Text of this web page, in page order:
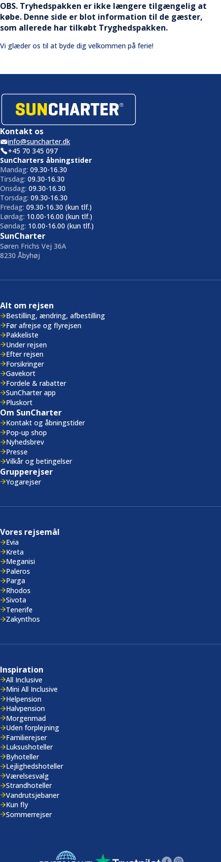
OBS. Tryhedspakken er ikke længere tilgængelig at
købe. Denne side er blot information til de gæster,
som allerede har tilkøbt Tryghedspakken.
Vi glæder os til at byde dig velkommen på ferie!
Kontakt os
info@suncharter.dk
+45 70 345 097
SunCharters åbningstider
Mandag: 09.30-16.30
Tirsdag: 09.30-16.30
Onsdag: 09.30-16.30
Torsdag: 09.30-16.30
Fredag: 09.30-16.30 (kun tlf.)
Lørdag: 10.00-16.00 (kun tlf.)
Søndag: 10.00-16.00 (kun tlf.)
SunCharter
Søren Frichs Vej 36A
8230 Åbyhøj
Alt om rejsen
Bestilling, ændring, afbestilling
Før afrejse og flyrejsen
Pakkeliste
Under rejsen
Efter rejsen
Forsikringer
Gavekort
Fordele & rabatter
SunCharter app
Pluskort
Om SunCharter
Kontakt og åbningstider
Pop-up shop
Nyhedsbrev
Presse
Vilkår og betingelser
Grupperejser
Yogarejser
Vores rejsemål
Evia
Kreta
Meganisi
Paleros
Parga
Rhodos
Sivota
Tenerife
Zakynthos
Inspiration
All Inclusive
Mini All Inclusive
Helpension
Halvpension
Morgenmad
Uden forplejning
Familierejser
Luksushoteller
Byhoteller
Lejlighedshoteller
Værelsesvalg
Strandhoteller
Vandrutsjebaner
Kun fly
Sommerrejser